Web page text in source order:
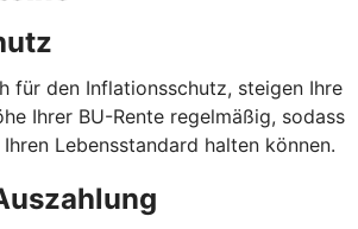
für den Inflationsschutz, steigen Ihre
Ihrer BU-Rente regelmäßig, sodass
Lebensstandard halten können.